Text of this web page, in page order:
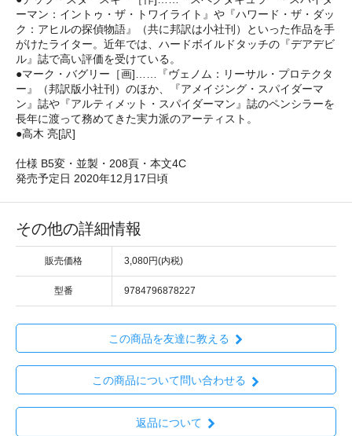
ーマン：イントゥ・ザ・トワイライト』や『ハワード・ザ・ダッ
ク：アヒルの探偵物語』（共に邦訳は小社刊）といった作品を手
がけたライター。近年では、ハードボイルドタッチの『デアデビ
ル』誌で高い評価を受けている。
●マーク・バグリー［画]……『ヴェノム：リーサル・プロテクタ
ー』（邦訳版小社刊）のほか、『アメイジング・スパイダーマ
ン』誌や『アルティメット・スパイダーマン』誌のペンシラーを
長年に渡って務めてきた実力派のアーティスト。
●高木 亮[訳]
仕様 B5変・並製・208頁・本文4C
発売予定日 2020年12月17日頃
その他の詳細情報
販売価格 3,080円(内税)
型番 9784796878227
この商品を友達に教える
この商品について問い合わせる
返品について